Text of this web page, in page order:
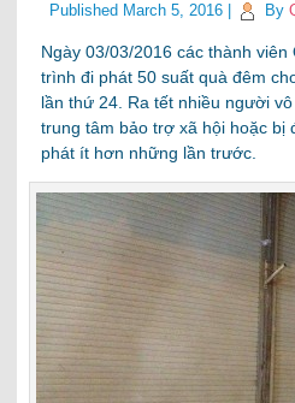
Published March 5, 2016 By
Ngày 03/03/2016 các thành
trình đi phát 50 suất quà đêm
lần thứ 24. Ra tết nhiều người
trung tâm bảo trợ xã hội hoặc bị
phát ít hơn những lần trước.